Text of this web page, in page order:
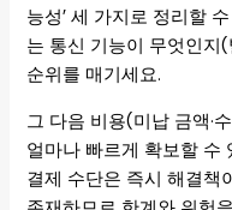
능성’ 세 가지로 정리할
는 통신 기능이 무엇인지(
순위를 매기세요.
그 다음 비용(미납 금액·
얼마나 빠르게 확보할 수
결제 수단은 즉시 해결책